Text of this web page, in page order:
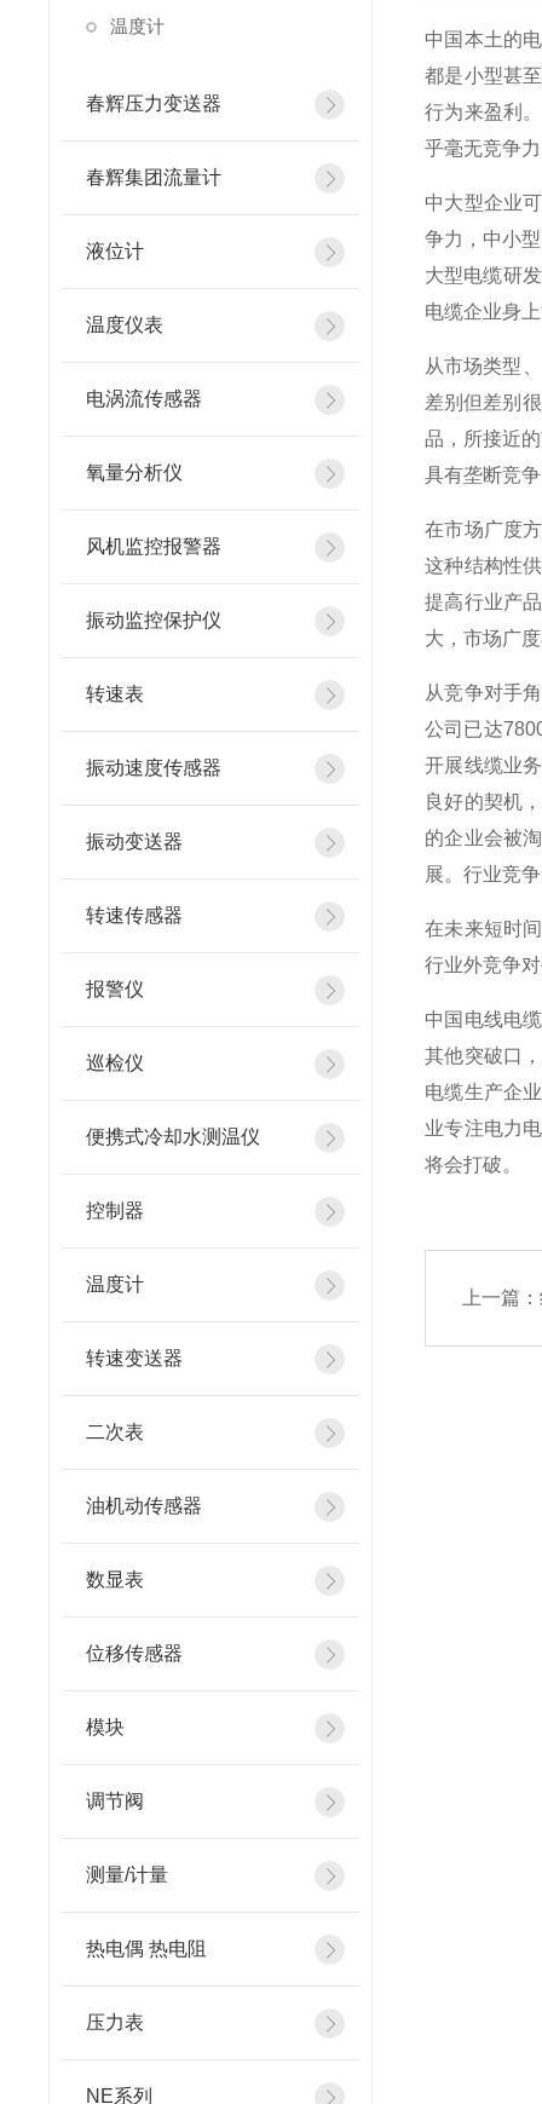
温度计
春辉压力变送器
春辉集团流量计
液位计
温度仪表
电涡流传感器
氧量分析仪
风机监控报警器
振动监控保护仪
转速表
振动速度传感器
振动变送器
转速传感器
报警仪
巡检仪
便携式冷却水测温仪
控制器
温度计
转速变送器
二次表
油机动传感器
数显表
位移传感器
模块
调节阀
测量/计量
热电偶 热电阻
压力表
NE系列
中国本土的
都是小型甚
行为来盈利
乎毫无竞争
中大型企业
争力，中小
大型电缆研
电缆企业身
从市场类型
差别但差别
品，所接近
具有垄断竞
在市场广度
这种结构性
提高行业产
大，市场广
从竞争对手
公司已达
开展线缆业
良好的契机
的企业会被
展。行业竞
在未来短时
行业外竞争
中国电线电
其他突破口
电缆生产企
业专注电力
将会打破。
上一篇：